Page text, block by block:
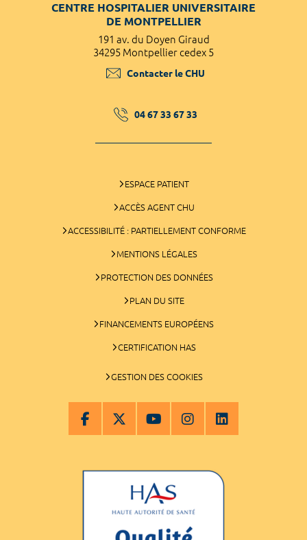
CENTRE HOSPITALIER UNIVERSITAIRE
DE MONTPELLIER
191 av. du Doyen Giraud
34295 Montpellier cedex 5
Contacter le CHU
04 67 33 67 33
ESPACE PATIENT
ACCÈS AGENT CHU
ACCESSIBILITÉ : PARTIELLEMENT CONFORME
MENTIONS LÉGALES
PROTECTION DES DONNÉES
PLAN DU SITE
FINANCEMENTS EUROPÉENS
CERTIFICATION HAS
GESTION DES COOKIES